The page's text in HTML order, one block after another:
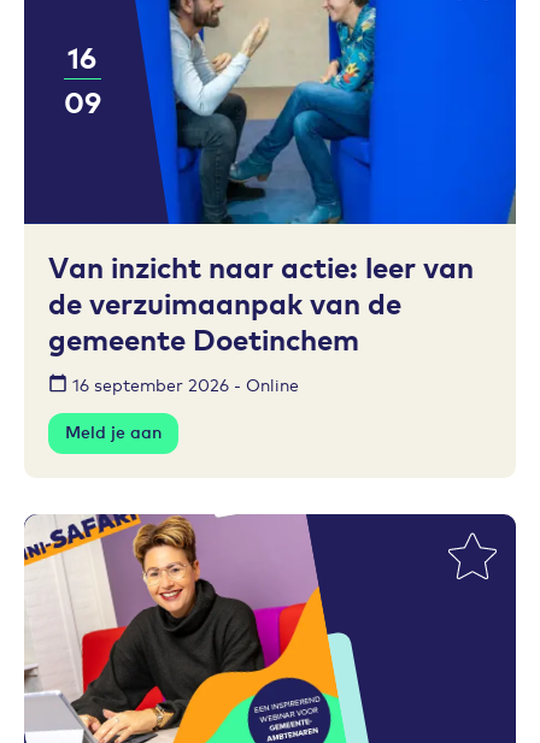
Toevoegen aan favorieten
16
09
Van inzicht naar actie: leer van
de verzuimaanpak van de
gemeente Doetinchem
16 september 2026 - Online
Meld je aan